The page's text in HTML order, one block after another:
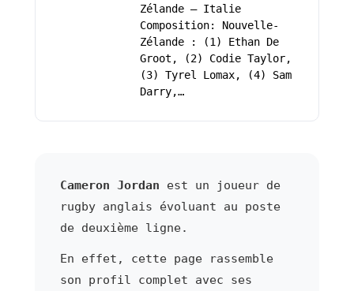
Zélande – Italie
Composition: Nouvelle-
Zélande : (1) Ethan De
Groot, (2) Codie Taylor,
(3) Tyrel Lomax, (4) Sam
Darry,…
Cameron Jordan est un joueur de
rugby anglais évoluant au poste
de deuxième ligne.
En effet, cette page rassemble
son profil complet avec ses